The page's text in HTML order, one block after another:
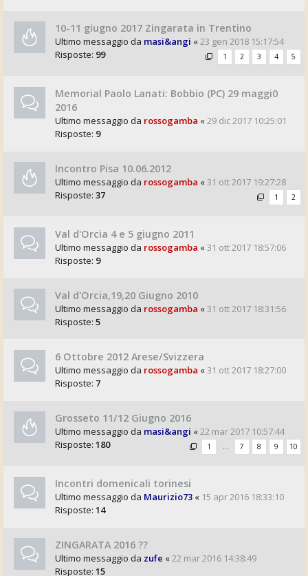
10-11 giugno 2017 Zingarata in Trentino
Ultimo messaggio da masi&angi «23 gen 2018 15:17:54
Risposte: 99 1 2 3 4 5
Memorial Paolo Lanati: Bobbio (PC) 29 maggi0
2016
Ultimo messaggio da rossogamba «29 dic 2017 10:25:01
Risposte: 9
Incontro Pisa 10.06.2012
Ultimo messaggio da rossogamba «31 ott 2017 19:27:28
Risposte: 37 1 2
Val d'Orcia 4 e 5 giugno 2011
Ultimo messaggio da rossogamba «31 ott 2017 18:57:06
Risposte: 9
Val d'Orcia,19,20 Giugno 2010
Ultimo messaggio da rossogamba «31 ott 2017 18:31:56
Risposte: 5
6 Ottobre 2012 Arese/Svizzera
Ultimo messaggio da rossogamba «31 ott 2017 18:27:00
Risposte: 7
Grosseto 11/12 Giugno 2016
Ultimo messaggio da masi&angi «22 mar 2017 10:57:44
Risposte: 180 1 … 7 8 9 10
Incontri domenicali torinesi
Ultimo messaggio da Maurizio73 « 15 apr 2016 18:33:10
Risposte: 14
ZINGARATA 2016 ??
Ultimo messaggio da zufe «22 mar 2016 14:38:49
Risposte: 15